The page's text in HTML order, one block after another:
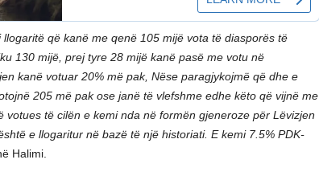
që kanë me qenë 105 mijë vota të diasporës të
130 mijë, prej tyre 28 mijë kanë pasë me votu në
kanë votuar 20% më pak, Nëse paragjykojmë që dhe e
205 më pak ose janë të vlefshme edhe këto që vijnë me
të cilën e kemi nda në formën gjeneroze për Lëvizjen
e llogaritur në bazë të një historiati. E kemi 7.5% PDK-
Halimi.